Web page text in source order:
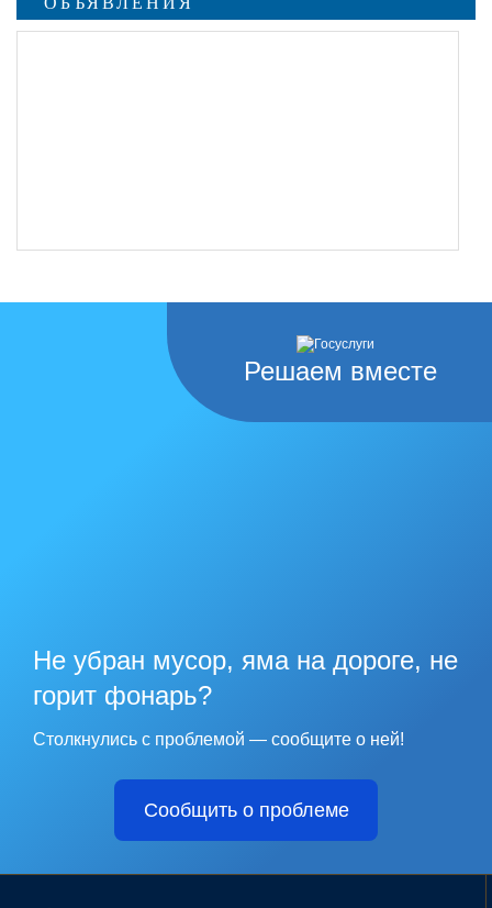
Решаем вместе
Не убран мусор, яма на дороге, не
горит фонарь?
Столкнулись с проблемой — сообщите о ней!
Сообщить о проблеме